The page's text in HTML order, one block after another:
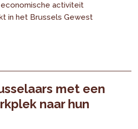
activiteit
in het Brussels Gewest
met een
naar hun